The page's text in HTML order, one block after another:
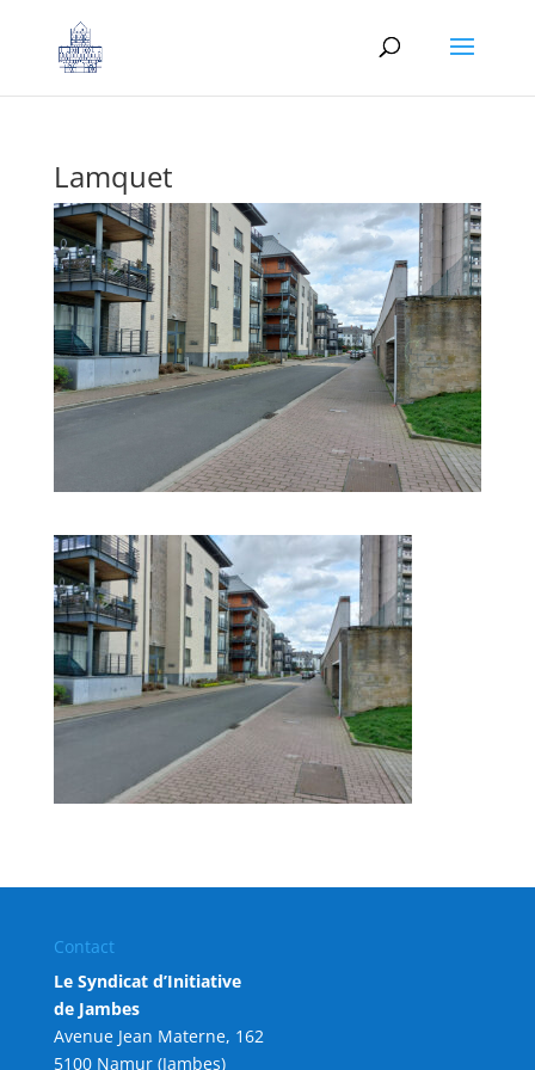
Lamquet
Contact
Le Syndicat d’Initiative
de Jambes
Avenue Jean Materne, 162
5100 Namur (Jambes)